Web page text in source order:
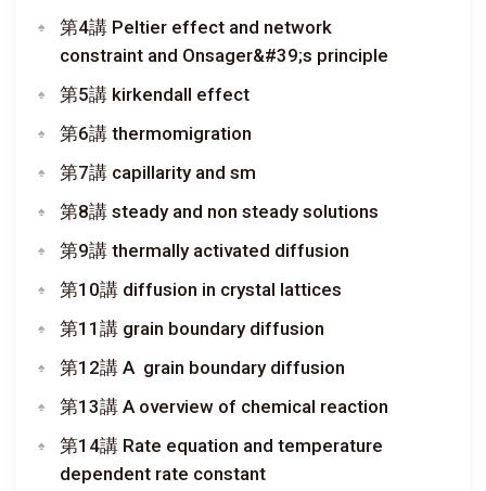
第4講 Peltier effect and network
constraint and Onsager&#39;s principle
第5講 kirkendall effect
第6講 thermomigration
第7講 capillarity and sm
第8講 steady and non steady solutions
第9講 thermally activated diffusion
第10講 diffusion in crystal lattices
第11講 grain boundary diffusion
第12講 A grain boundary diffusion
第13講 A overview of chemical reaction
第14講 Rate equation and temperature
dependent rate constant